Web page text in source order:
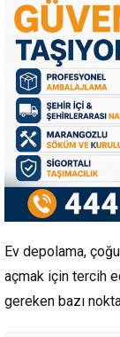
Ev depolama,
açmak için tercih
gereken bazı